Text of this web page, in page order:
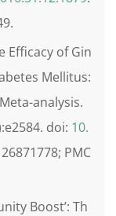
Efficacy of Gin
Mellitus:
analysis.
doi: 10.
PMC
Boost’: Th